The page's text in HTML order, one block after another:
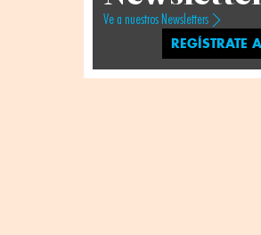
Ve a nuestros Newsletters
REGÍSTRATE